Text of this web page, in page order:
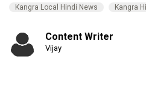
Kangra Local Hindi News
Kangra
Content Writer
Vijay